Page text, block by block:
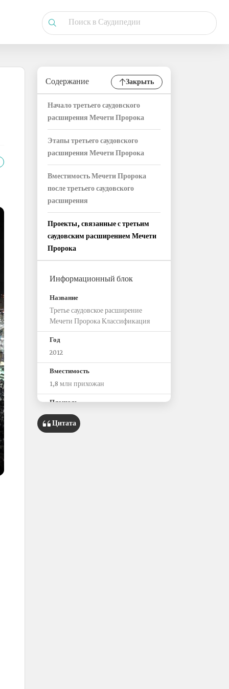
Содержание Закрыть
Начало третьего саудовского
расширения Мечети Пророка
Этапы третьего саудовского
расширения Мечети Пророка
Вместимость Мечети Пророка
после третьего саудовского
расширения
Проекты, связанные с третьим
саудовским расширением Мечети
Пророка
Информационный блок
Название
Третье саудовское расширение
Мечети Пророка Классификация
Год
2012
Вместимость
1,8 млн прихожан
‏Площадь
1 020 500 м²
Цитата